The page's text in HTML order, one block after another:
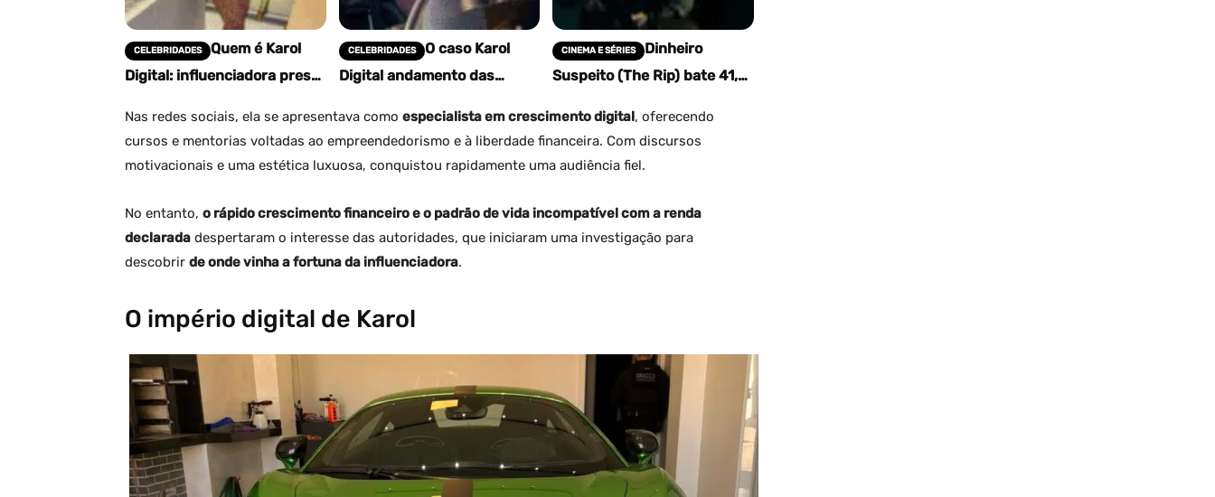
CELEBRIDADES
Quem é Karol
Digital: influenciadora presa
jogos de azar
CELEBRIDADES
O caso Karol
Digital andamento das
CINEMA E SÉRIES
Dinheiro
Suspeito (The Rip) bate 41,6
vira MAIOR estreia da Netflix
em 2026
Nas redes sociais, ela se apresentava como especialista em crescimento digital, oferecendo
cursos e mentorias voltadas ao empreendedorismo e à liberdade financeira. Com discursos
motivacionais e uma estética luxuosa, conquistou rapidamente uma audiência fiel.
No entanto, o rápido crescimento financeiro e o padrão de vida incompatível com a renda
declarada despertaram o interesse das autoridades, que iniciaram uma investigação para
descobrir de onde vinha a fortuna da influenciadora.
O império digital de Karol